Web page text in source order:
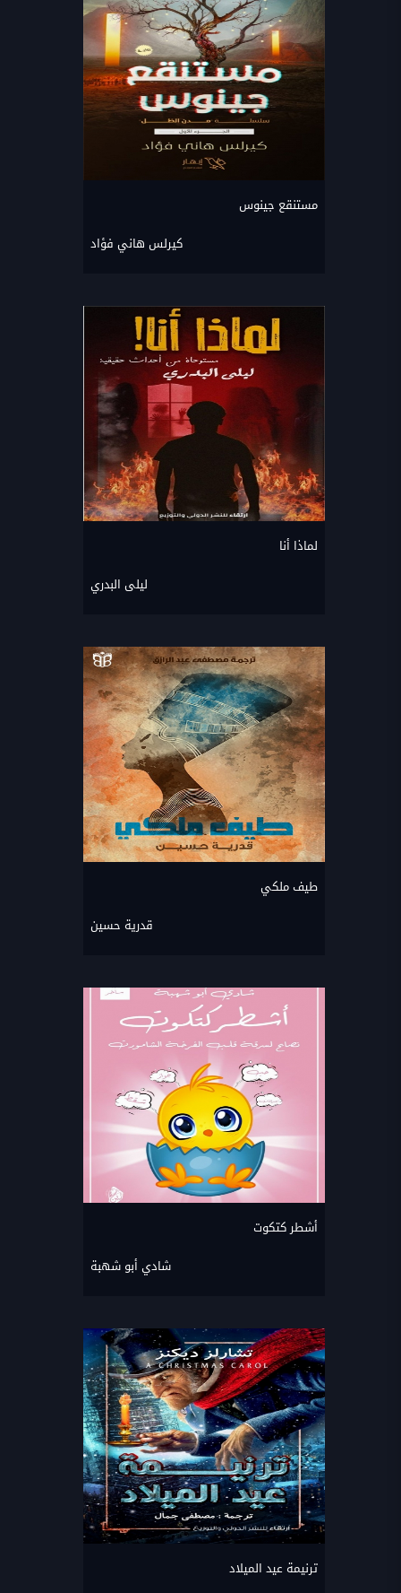
مستنقع جينوس
كيرلس هاني فؤاد
لماذا أنا
ليلى البدري
طيف ملكي
قدرية حسين
أشطر كتكوت
شادي أبو شهبة
ترنيمة عيد الميلاد